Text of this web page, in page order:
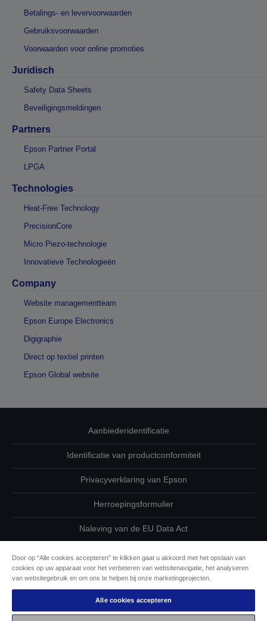
Betalings- en levervoorwaarden
Gebruiksvoorwaarden
Voorwaarden voor online promoties
Juridisch
Safety Data Sheets
Beveiligingsmeldingen
Partners
Epson Partner Portal
LPGA
Technologies
Heat-Free Technology
PrecisionCore
Micro Piezo-technologie
Innovatieve Technologieën
Company
Website managementteam
Epson Europe Electronics
Digigraphie
Direct op textiel printen
Epson Global website
Aanbiederidentificatie
Identificatie van productconformiteit
Privacyverklaring van Epson
Herroepingsformulier
Naleving van de EU Data Act
Cookie-informatie
De toewijding van Epson aan toegankelijkheid
Door op “Alle cookies accepteren” te klikken gaat u akkoord met het opslaan van
cookies op uw apparaat voor het verbeteren van websitenavigatie, het analyseren
van websitegebruik en om ons te helpen bij onze marketingprojecten.
Alle cookies accepteren